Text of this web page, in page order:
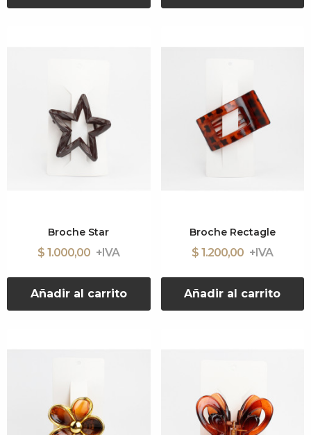
Broche Star
$ 1.000,00
Añadir al carrito
Broche Rectagle
$ 1.200,00
Añadir al carrito